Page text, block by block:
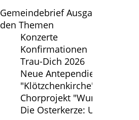
Gemeindebrief Ausgabe 2 -
den Themen
Konzerte
Konfirmationen
Trau-Dich 2026
Neue Antependien in St.
"Klötzchenkirche" in St.
Chorprojekt
Die Osterkerze: Unser